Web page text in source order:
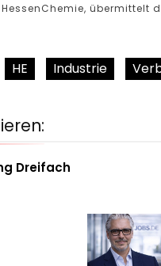
übermittelt
HE Industrie
Dreifach